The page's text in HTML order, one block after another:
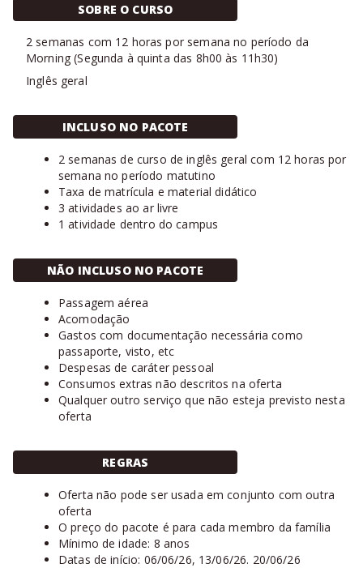
SOBRE O CURSO
2 semanas com 12 horas por semana no período da
Morning (Segunda à quinta das 8h00 às 11h30)
Inglês geral
INCLUSO NO PACOTE
2 semanas de curso de inglês geral com 12 horas por
semana no período matutino
Taxa de matrícula e material didático
3 atividades ao ar livre
1 atividade dentro do campus
NÃO INCLUSO NO PACOTE
Passagem aérea
Acomodação
Gastos com documentação necessária como
passaporte, visto, etc
Despesas de caráter pessoal
Consumos extras não descritos na oferta
Qualquer outro serviço que não esteja previsto nesta
oferta
REGRAS
Oferta não pode ser usada em conjunto com outra
oferta
O preço do pacote é para cada membro da família
Mínimo de idade: 8 anos
Datas de início: 06/06/26, 13/06/26. 20/06/26